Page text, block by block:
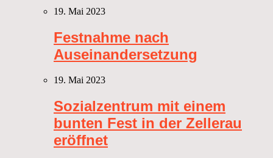
19. Mai 2023
Festnahme nach
Auseinandersetzung
19. Mai 2023
Sozialzentrum mit einem
bunten Fest in der Zellerau
eröffnet